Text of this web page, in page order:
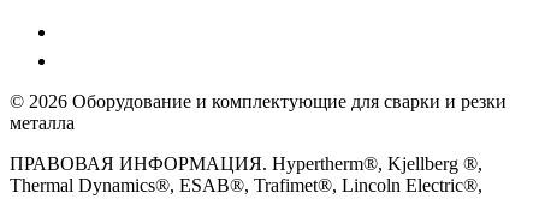
© 2026 Оборудование и комплектующие для сварки и резки
металла
ПРАВОВАЯ ИНФОРМАЦИЯ. Hypertherm®, Kjellberg ®,
Thermal Dynamics®, ESAB®, Trafimet®, Lincoln Electric®,